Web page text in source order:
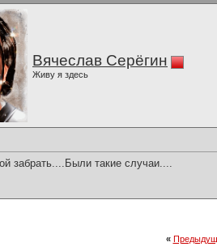
Вячеслав Серёгин
Живу я здесь
забрать....Были такие случаи....
«